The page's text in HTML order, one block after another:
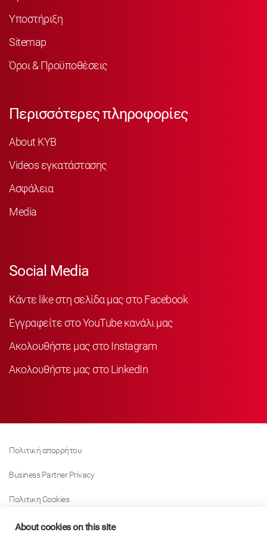
Υποστήριξη
Sitemap
Όροι & Προϋποθέσεις
Περισσότερες πληροφορίες
About KYB
Videos εγκατάστασης
Ασφάλεια
Media
Social Media
Κάντε like στη σελίδα μας στο Facebook
Εγγραφείτε στο YouTube κανάλι μας
Ακολουθήστε μας στο Instagram
Ακολουθήστε μας στο LinkedIn
Πολιτική απορρήτου
Business Partner Privacy
Πολιτικη Cookies
Modern Slavery Act Policy
About cookies on this site